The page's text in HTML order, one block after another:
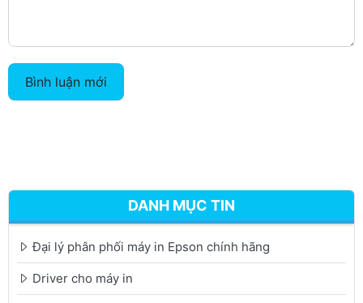
Bình luận mới
DANH MỤC TIN
Đại lý phân phối máy in Epson chính hãng
Driver cho máy in